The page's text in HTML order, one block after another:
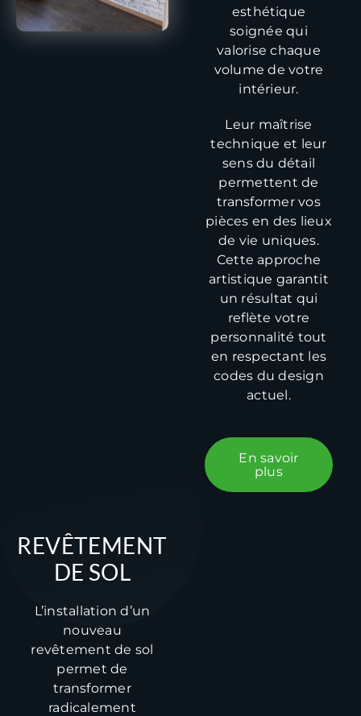
esthétique
soignée qui
valorise chaque
volume de votre
intérieur.
Leur maîtrise
technique et leur
sens du détail
permettent de
transformer vos
pièces en des lieux
de vie uniques.
Cette approche
artistique garantit
un résultat qui
reflète votre
personnalité tout
en respectant les
codes du design
actuel.
En savoir
plus
REVÊTEMENT
DE SOL
L’installation d’un
nouveau
revêtement de sol
permet de
transformer
radicalement